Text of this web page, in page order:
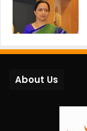
About Us